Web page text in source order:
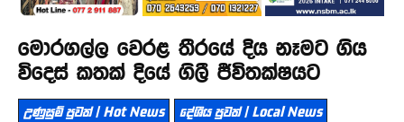
මොරගල්ල වෙරළ තීරයේ දිය නෑමට ගිය
විදෙස් කතක් දියේ ගිලී ජීවිතක්ෂයට
උණුසුම් පුවත් | Hot News දේශීය පුවත් | Local News